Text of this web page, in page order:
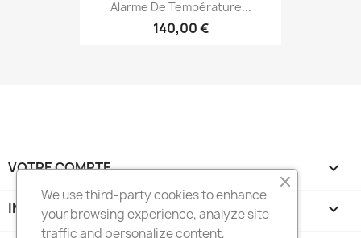
Alarme De Température...
140,00 €
VOTRE COMPTE 
INFORMATIONS keyboard_arrow_down
We use third-party cookies to enhance
your browsing experience, analyze site
traffic and personalize content,